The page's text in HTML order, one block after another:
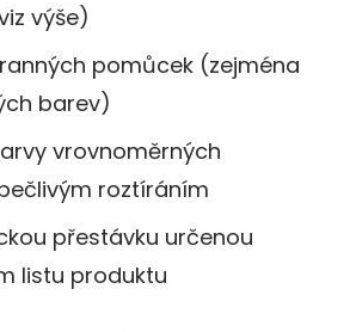
výše)
pomůcek (zejména
barev)
vrovnoměrných
roztíráním
přestávku určenou
listu produktu